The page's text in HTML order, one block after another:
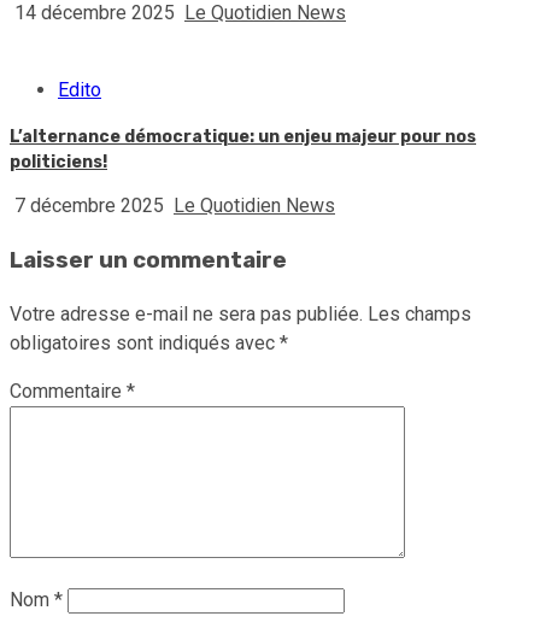
14 décembre 2025 Le Quotidien News
Edito
L’alternance démocratique: un enjeu majeur pour nos
politiciens!
7 décembre 2025 Le Quotidien News
Laisser un commentaire
Votre adresse e-mail ne sera pas publiée. Les champs
obligatoires sont indiqués avec *
Commentaire *
Nom *